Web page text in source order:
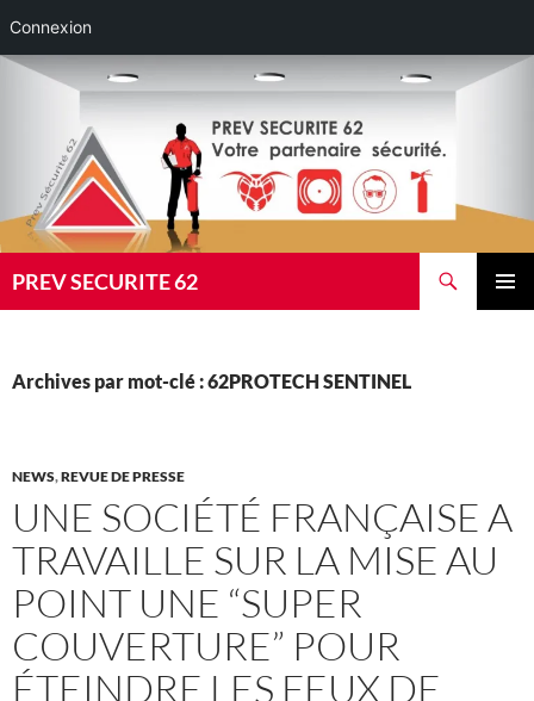
Connexion
Aller
PREV SECURITE 62
Archives par mot-clé : 62PROTECH SENTINEL
NEWS,REVUE DE PRESSE
UNE SOCIÉTÉ FRANÇAISE A
TRAVAILLE SUR LA MISE AU
POINT UNE “SUPER
COUVERTURE” POUR
ÉTEINDRE LES FEUX DE